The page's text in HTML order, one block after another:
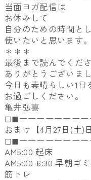
当面ヨガ配信は
お休みして
自分のための時間と
使いたいと思います。
＊＊＊
最後まで読んでくだ
ありがとうございまし
今日も素晴らしい1日
お過ごしください。
亀井弘喜
◻︎◼︎ーーーーーーーー
おまけ【4月27日(土)
◻︎◼︎ーーーーーーーー
AM5:00 起床
AM5:00-6:30 早朝ゴ
筋トレ